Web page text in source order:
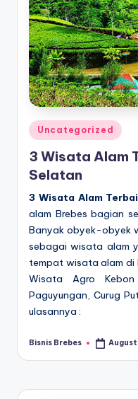
Posted
in
Uncategorized
3 Wisata Alam
Selatan
3 Wisata Alam
alam Brebes bagian
Banyak obyek-obyek
sebagai wisata alam
tempat wisata alam di
Wisata Agro
Paguyungan, Curug
ulasannya :
Posted
Bisnis Brebes August